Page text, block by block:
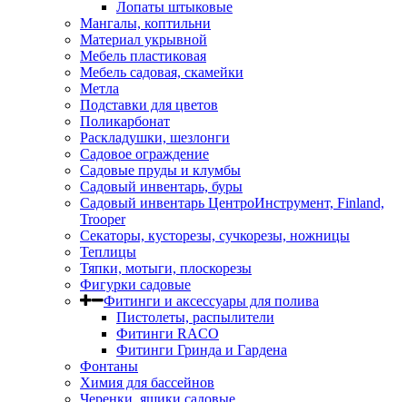
Лопаты штыковые
Мангалы, коптильни
Материал укрывной
Мебель пластиковая
Мебель садовая, скамейки
Метла
Подставки для цветов
Поликарбонат
Раскладушки, шезлонги
Садовое ограждение
Садовые пруды и клумбы
Садовый инвентарь, буры
Садовый инвентарь ЦентроИнструмент, Finland,
Trooper
Секаторы, кусторезы, сучкорезы, ножницы
Теплицы
Тяпки, мотыги, плоскорезы
Фигурки садовые
Фитинги и аксессуары для полива
Пистолеты, распылители
Фитинги RACO
Фитинги Гринда и Гардена
Фонтаны
Химия для бассейнов
Черенки, ящики садовые